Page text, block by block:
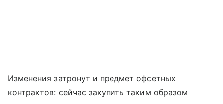
Изменения затронут и предмет офсетных
контрактов: сейчас закупить таким образом